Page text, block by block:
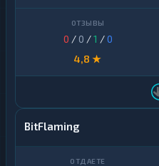
0 / 0 /1 /0
4,8 ★
BitFlaming